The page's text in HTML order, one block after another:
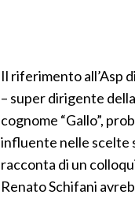
Il riferimento all’Asp
– super dirigente
cognome “Gallo”,
influente nelle scelte
racconta di un
Renato Schifani